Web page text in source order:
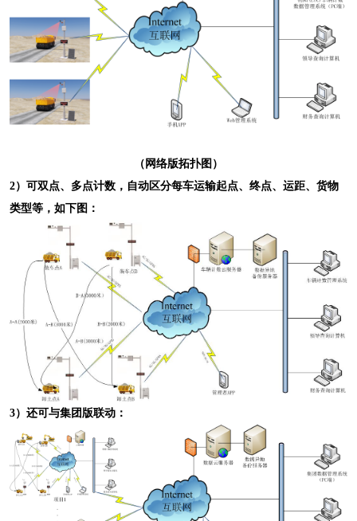
（网络版拓扑图）
2）可双点、多点计数，自动区分每车运输起点、终点、运距、货物
类型等，如下图：
3）还可与集团版联动：